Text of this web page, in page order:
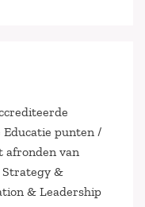
Educatie punten /
afronden van
Strategy &
& Leadership